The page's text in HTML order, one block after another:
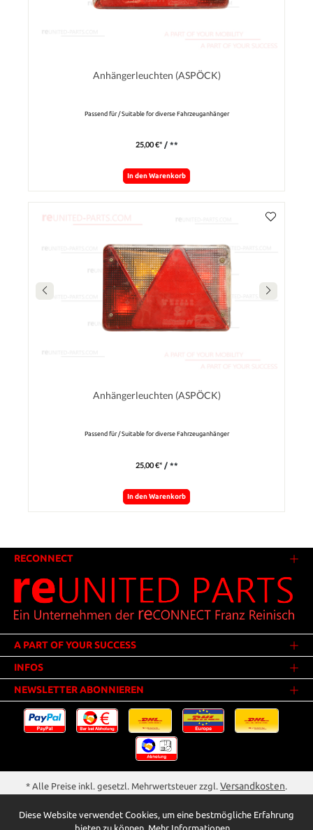
Anhängerleuchten (ASPÖCK)
Passend für / Suitable for diverse Fahrzeuganhänger
25,00 €* / **
In den Warenkorb
Anhängerleuchten (ASPÖCK)
Passend für / Suitable for diverse Fahrzeuganhänger
25,00 €* / **
In den Warenkorb
RECONNECT
A PART OF YOUR SUCCESS
INFOS
NEWSLETTER ABONNIEREN
* Alle Preise inkl. gesetzl. Mehrwertsteuer zzgl. Versandkosten
** Der Verkauf unterliegt der Differenzbesteuerung gem. § 25a UStG
Diese Website verwendet Cookies, um eine bestmögliche Erfahrung
bieten zu können. Mehr Informationen ...